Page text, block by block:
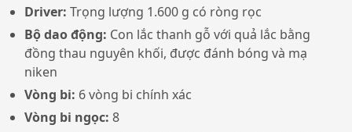
Driver: Trọng lượng 1.600 g có ròng rọc
Bộ dao động: Con lắc thanh gỗ với quả lắc bằng
đồng thau nguyên khối, được đánh bóng và mạ
niken
Vòng bi: 6 vòng bi chính xác
Vòng bi ngọc: 8